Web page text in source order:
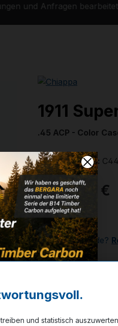
und Anfragen
1911
.45 ACP - Color
Artikelnummer:
1.040,00 €
✔ Auf Lager
Noch kein Kunde?
und statistisch